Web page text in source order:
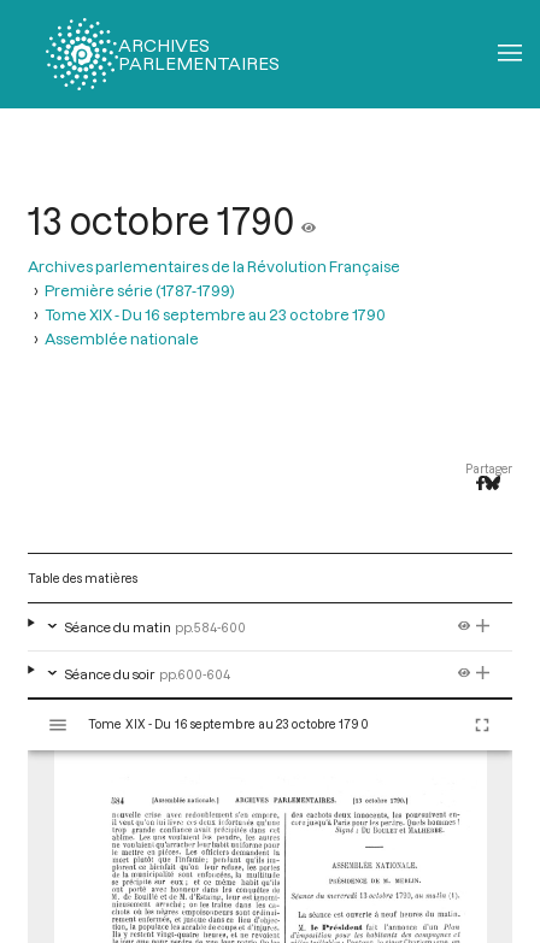
ARCHIVES
PARLEMENTAIRES
13 octobre 1790
Archives parlementaires de la Révolution Française
Première série (1787-1799)
Tome XIX - Du 16 septembre au 23 octobre 1790
Assemblée nationale
Partager
Table des matières
Séance du matin pp.584-600
Séance du soir pp.600-604
s
Tome XIX - Du 16 septembre au 23 octobre 1790